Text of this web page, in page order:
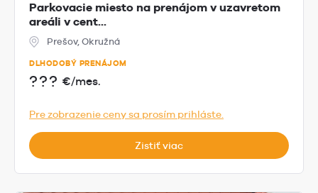
Parkovacie miesto na prenájom v uzavretom
areáli v cent...
Prešov, Okružná
DLHODOBÝ PRENÁJOM
??? €/mes.
Pre zobrazenie ceny sa prosím prihláste.
Zistiť viac